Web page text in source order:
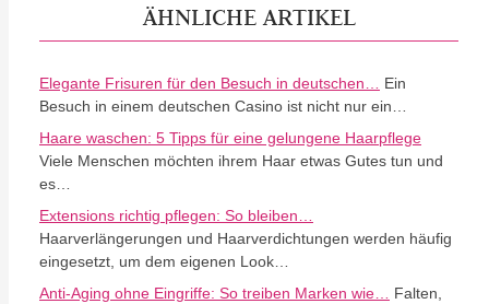
ÄHNLICHE ARTIKEL
Elegante Frisuren für den Besuch in deutschen…
Ein
Besuch in einem deutschen Casino ist nicht nur ein…
Haare waschen: 5 Tipps für eine gelungene Haarpflege
Viele Menschen möchten ihrem Haar etwas Gutes tun und
es…
Extensions richtig pflegen: So bleiben…
Haarverlängerungen und Haarverdichtungen werden häufig
eingesetzt, um dem eigenen Look…
Anti-Aging ohne Eingriffe: So treiben Marken wie…
Falten,